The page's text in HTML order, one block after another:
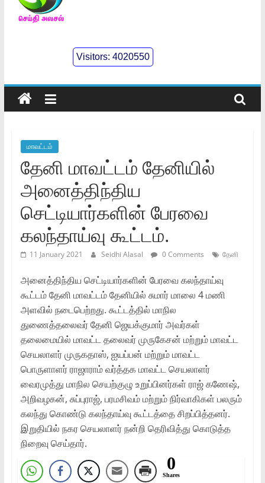
செய்திஅலசல்
Seidhialasal
Tamil
Online
Visitors:4020550
மாவட்டம்
தேனி மாவட்டம் தேனியில்
அனைத்திந்திய
செட்டியார்களின் பேரவை
கலந்தாய்வு கூட்டம்.
11 January 2021 Seidhi Alasal 0 Comments தேனி
அனைத்திந்திய செட்டியார்களின் பேரவை கலந்தாய்வு
கூட்டம் தேனி மாவட்டம் தேனியில் சுமார் மாலை 4 மணி
அளவில் நடைபெற்றது. கூட்டத்தில் மாநில
துணைத்தலைவர் தேனி ஜெயக்குமார் அவர்கள்
தலைமையில் மாவட்ட தலைவர் முருகேசன் மற்றும் மாவட்ட
செயலாளர் முருகதாஸ், ஐயப்பன் மற்றும் மாவட்ட
பொருளாளர் ராஜாராம் வர்த்தக மாவட்ட செயலாளர்
வைரமுத்து மாநில செயற்குழு உறுப்பினர்கள் ராஜ் கணேஷ்,
அறிவழகன், சுப்புராஜ், பரமசிவம் மற்றும் நிர்வாகிகள் பலரும்
கலந்து கொண்டு கலந்தாய்வு கூட்டத்தை சிறப்பித்தனர்.
இறுதியில் நகர செயலாளர் நன்றி தெரிவித்து கொடுத்த
நிறைவு செய்தார்.
0
Shares